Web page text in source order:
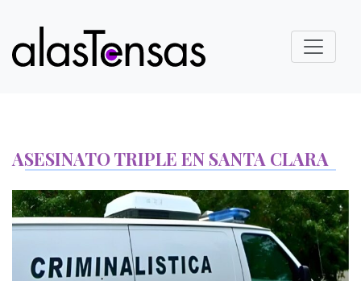
ASESINATO TRIPLE EN SANTA CLARA